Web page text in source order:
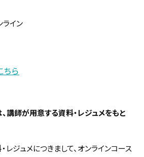
イン
ちら
講師が用意する資料・レジュメをもと
ジュメにつきまして、オンラインコース